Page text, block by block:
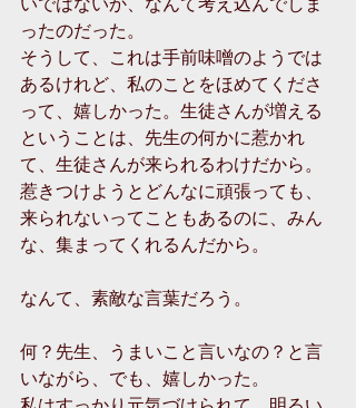
ったのだった。
そうして、これは手前味噌のようでは
あるけれど、私のことをほめてくださ
って、嬉しかった。生徒さんが増える
ということは、先生の何かに惹かれ
て、生徒さんが来られるわけだから。
惹きつけようとどんなに頑張っても、
来られないってこともあるのに、みん
な、集まってくれるんだから。
なんて、素敵な言葉だろう。
何？先生、うまいこと言いなの？と言
いながら、でも、嬉しかった。